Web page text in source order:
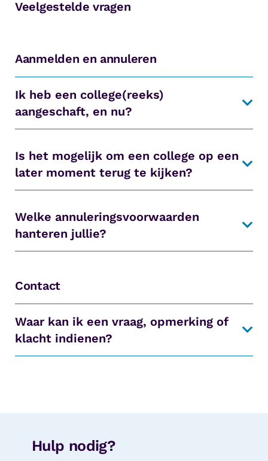
Veelgestelde vragen
Aanmelden en annuleren
Ik heb een college(reeks)
aangeschaft, en nu?
Is het mogelijk om een college op een
later moment terug te kijken?
Welke annuleringsvoorwaarden
hanteren jullie?
Contact
Waar kan ik een vraag, opmerking of
klacht indienen?
Hulp nodig?